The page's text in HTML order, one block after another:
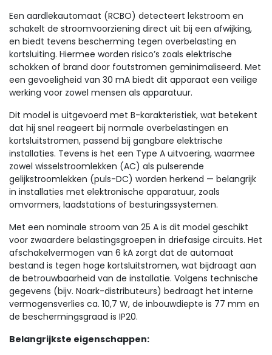
Een aardlekautomaat (RCBO) detecteert lekstroom en
schakelt de stroomvoorziening direct uit bij een afwijking,
en biedt tevens bescherming tegen overbelasting en
kortsluiting. Hiermee worden risico’s zoals elektrische
schokken of brand door foutstromen geminimaliseerd. Met
een gevoeligheid van 30 mA biedt dit apparaat een veilige
werking voor zowel mensen als apparatuur.
Dit model is uitgevoerd met B-karakteristiek, wat betekent
dat hij snel reageert bij normale overbelastingen en
kortsluitstromen, passend bij gangbare elektrische
installaties. Tevens is het een Type A uitvoering, waarmee
zowel wisselstroomlekken (AC) als pulserende
gelijkstroomlekken (puls-DC) worden herkend — belangrijk
in installaties met elektronische apparatuur, zoals
omvormers, laadstations of besturingssystemen.
Met een nominale stroom van 25 A is dit model geschikt
voor zwaardere belastingsgroepen in driefasige circuits. Het
afschakelvermogen van 6 kA zorgt dat de automaat
bestand is tegen hoge kortsluitstromen, wat bijdraagt aan
de betrouwbaarheid van de installatie. Volgens technische
gegevens (bijv. Noark-distributeurs) bedraagt het interne
vermogensverlies ca. 10,7 W, de inbouwdiepte is 77 mm en
de beschermingsgraad is IP20.
Belangrijkste eigenschappen: